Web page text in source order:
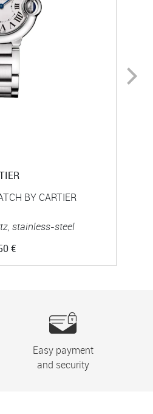
BY CARTIER
stainless-steel
€
Easy payment
and security